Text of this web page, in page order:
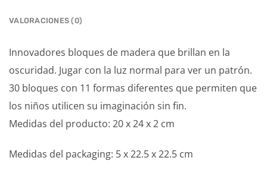
VALORACIONES (0)
Innovadores bloques de madera que brillan en la
oscuridad. Jugar con la luz normal para ver un patrón.
30 bloques con 11 formas diferentes que permiten que
los niños utilicen su imaginación sin fin.
Medidas del producto: 20 x 24 x 2 cm
Medidas del packaging: 5 x 22.5 x 22.5 cm